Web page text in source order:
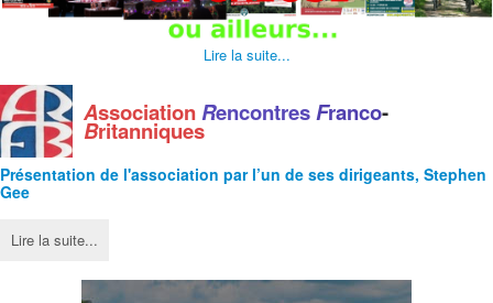
Lire la suite...
AssociationRencontresFranco-
Britanniques
Présentation de l'association par l’un de ses dirigeants, Stephen
Gee
Lire la suite...